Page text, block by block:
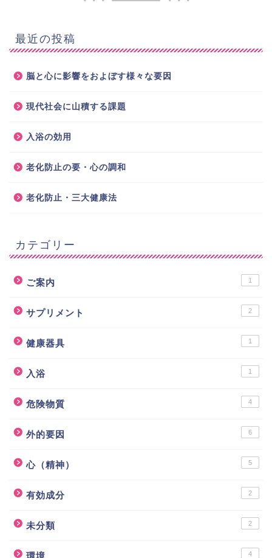
最近の投稿
脳と心に影響をおよぼす様々な要因
現代社会に山積する課題
入浴の効用
老化防止の要・心の調和
老化防止・三大健康法
カテゴリー
ご案内 1
サプリメント 2
健康器具 1
入浴 1
危険物質 4
外的要因 6
心（精神） 5
有効成分 2
未分類 2
4